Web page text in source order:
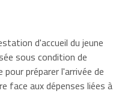
d'accueil du jeune
sous condition de
préparer l'arrivée de
face aux dépenses liées à